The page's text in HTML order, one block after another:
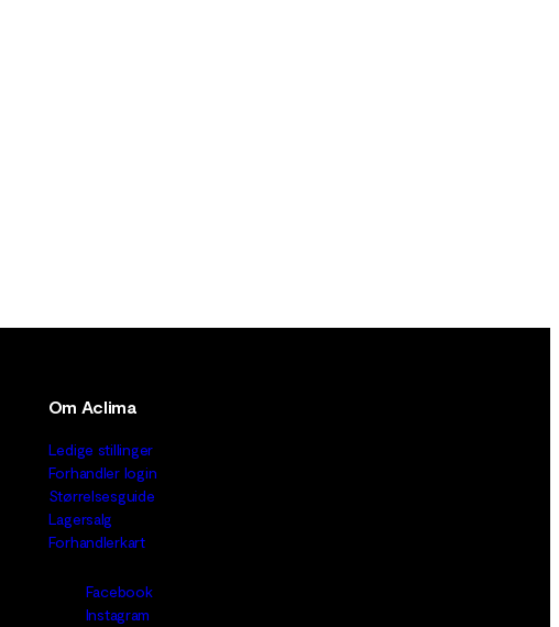
Om Aclima
Ledige stillinger
Forhandler login
Størrelsesguide
Lagersalg
Forhandlerkart
Facebook
Instagram